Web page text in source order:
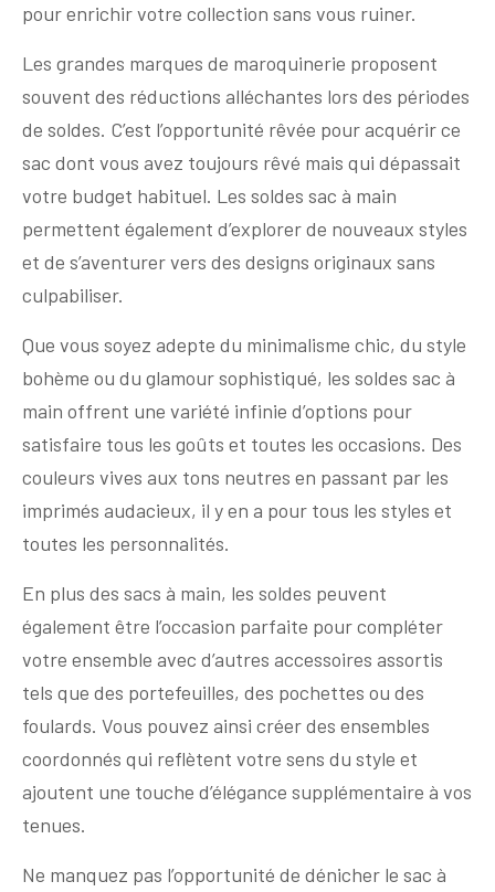
pour enrichir votre collection sans vous ruiner.
Les grandes marques de maroquinerie proposent
souvent des réductions alléchantes lors des périodes
de soldes. C’est l’opportunité rêvée pour acquérir ce
sac dont vous avez toujours rêvé mais qui dépassait
votre budget habituel. Les soldes sac à main
permettent également d’explorer de nouveaux styles
et de s’aventurer vers des designs originaux sans
culpabiliser.
Que vous soyez adepte du minimalisme chic, du style
bohème ou du glamour sophistiqué, les soldes sac à
main offrent une variété infinie d’options pour
satisfaire tous les goûts et toutes les occasions. Des
couleurs vives aux tons neutres en passant par les
imprimés audacieux, il y en a pour tous les styles et
toutes les personnalités.
En plus des sacs à main, les soldes peuvent
également être l’occasion parfaite pour compléter
votre ensemble avec d’autres accessoires assortis
tels que des portefeuilles, des pochettes ou des
foulards. Vous pouvez ainsi créer des ensembles
coordonnés qui reflètent votre sens du style et
ajoutent une touche d’élégance supplémentaire à vos
tenues.
Ne manquez pas l’opportunité de dénicher le sac à